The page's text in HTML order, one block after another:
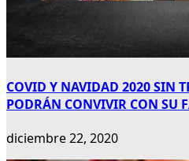
COVID Y NAVIDAD 2020 SIN
PODRÁN CONVIVIR CON SU
diciembre 22, 2020